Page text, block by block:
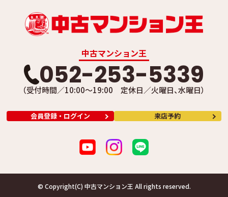
中古マンション王
052-253-5339
（受付時間／10:00～19:00 定休日／火曜日、水曜日）
会員登録・ログイン 来店予約
© Copyright(C) 中古マンション王 All rights reserved.